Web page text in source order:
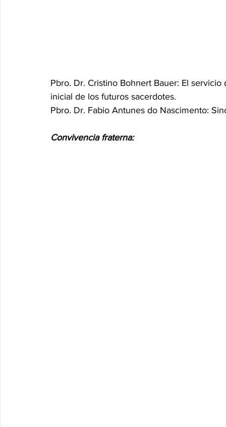
Pbro. Dr. Cristino Bohnert Bauer: El
inicial de los futuros sacerdotes.
Pbro. Dr. Fabio Antunes do Nascimento:
Convivencia fraterna: